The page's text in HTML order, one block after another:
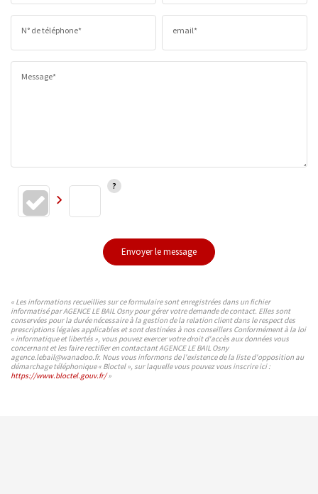
N° de téléphone* email*
Message*
Envoyer le message
« Les informations recueillies sur ce formulaire sont enregistrées dans un fichier
informatisé par AGENCE LE BAIL Osny pour gérer votre demande de contact. Elles sont
conservées pour la durée nécessaire à la gestion de la relation client dans le respect des
prescriptions légales applicables et sont destinées à nos conseillers Conformément à la loi
« informatique et libertés », vous pouvez exercer votre droit d'accès aux données vous
concernant et les faire rectifier en contactant AGENCE LE BAIL Osny
agence.lebail@wanadoo.fr. Nous vous informons de l'existence de la liste d'opposition au
démarchage téléphonique « Bloctel », sur laquelle vous pouvez vous inscrire ici :
https://www.bloctel.gouv.fr/»